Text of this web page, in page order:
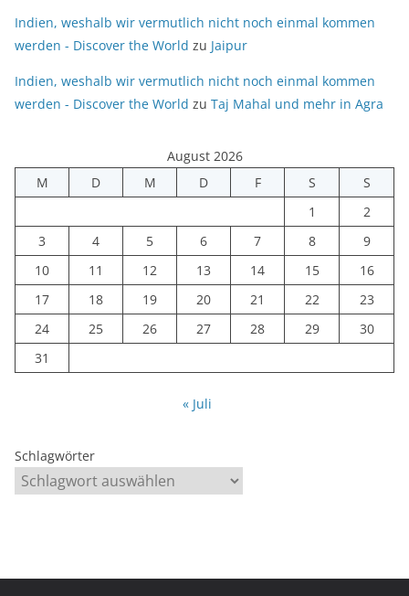
Indien, weshalb wir vermutlich nicht noch einmal kommen
werden - Discover the World zu Jaipur
Indien, weshalb wir vermutlich nicht noch einmal kommen
werden - Discover the World zu Taj Mahal und mehr in Agra
August 2026
M
D M D F S
S
1
2
3
4 5 6 7 8
9
10
11 12 13 14 15
16
17
18 19 20 21 22
23
24
25 26 27 28 29
30
31
« Juli
Schlagwörter